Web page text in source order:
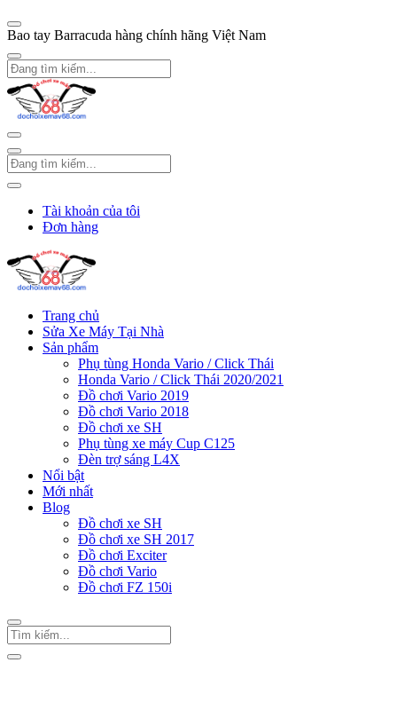
Bao tay Barracuda hàng chính hãng Việt Nam
Tài khoản của tôi
Đơn hàng
Trang chủ
Sửa Xe Máy Tại Nhà
Sản phẩm
Phụ tùng Honda Vario / Click Thái
Honda Vario / Click Thái 2020/2021
Đồ chơi Vario 2019
Đồ chơi Vario 2018
Đồ chơi xe SH
Phụ tùng xe máy Cup C125
Đèn trợ sáng L4X
Nổi bật
Mới nhất
Blog
Đồ chơi xe SH
Đồ chơi xe SH 2017
Đồ chơi Exciter
Đồ chơi Vario
Đồ chơi FZ 150i